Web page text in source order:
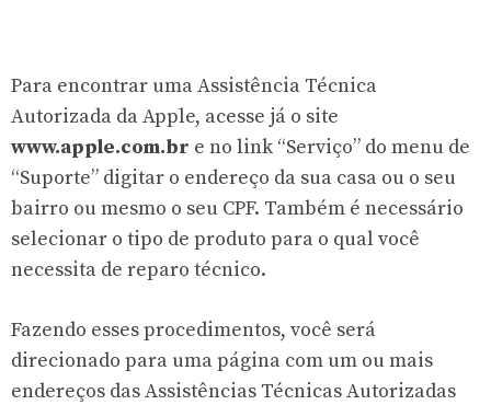
Para encontrar uma Assistência Técnica
Autorizada da Apple, acesse já o site
www.apple.com.br e no link “Serviço” do menu de
“Suporte” digitar o endereço da sua casa ou o seu
bairro ou mesmo o seu CPF. Também é necessário
selecionar o tipo de produto para o qual você
necessita de reparo técnico.
Fazendo esses procedimentos, você será
direcionado para uma página com um ou mais
endereços das Assistências Técnicas Autorizadas